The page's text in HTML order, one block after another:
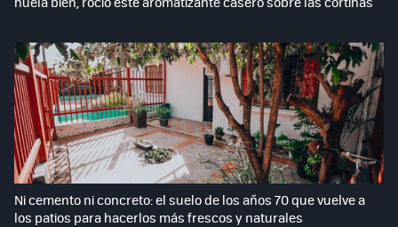
Ni cemento ni concreto: el suelo de los años 70 que vuelve a
los patios para hacerlos más frescos y naturales